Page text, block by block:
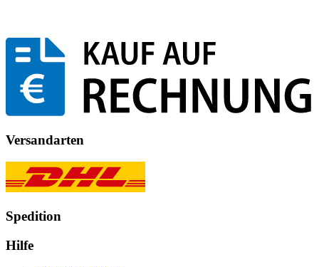
Versandarten
Spedition
Hilfe